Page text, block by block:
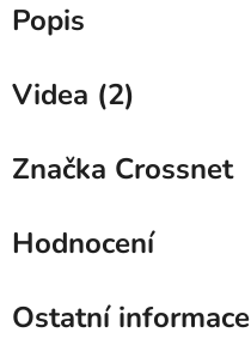
Popis
Videa (2)
Značka Crossnet
Hodnocení
Ostatní informace